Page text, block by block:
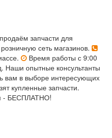
запчасти для
сеть магазинов.
Время работы с 9:00
Наши опытные консультанты
вам в выборе интересующих
купленные запчасти.
- БЕСПЛАТНО!